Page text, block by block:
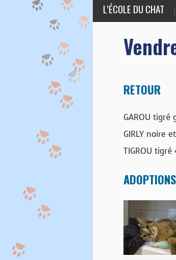
L’ÉCOLE DU CHAT
RETOUR
GAROU
GIRLY noire
TIGROU
ADOPTIONS